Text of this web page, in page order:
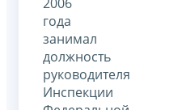
года
занимал
должность
руководителя
Инспекции